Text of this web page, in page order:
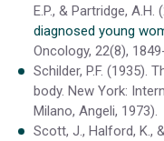
E.P., & Partridge, A.H.
diagnosed young
Oncology, 22(8),
Schilder, P.F. (1935).
body. New York:
Milano, Angeli, 1973).
Scott, J., Halford, K.,